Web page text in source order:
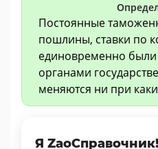
Постоянные
пошлины, ставки по
единовременно были
органами
меняются ни при
Я ZaoСправочник!